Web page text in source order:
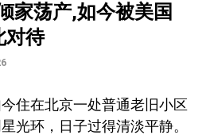
家荡产,如今被美国
对待
住在北京一处普通老旧小区
光环，日子过得清淡平静。